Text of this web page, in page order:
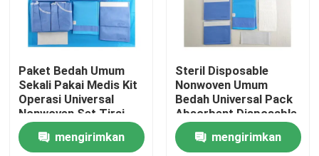
Rumah
Produk
Paket Bedah Umum
Sekali Pakai Medis Kit
Operasi Universal
Nonwoven Set Tirai
Bedah Steril
mengirimkan
Steril Disposable
Nonwoven Umum
Bedah Universal Pack
Absorbent Disposable
Drape Kit Untuk Kamar
Bedah Rumah Sakit
mengirimkan